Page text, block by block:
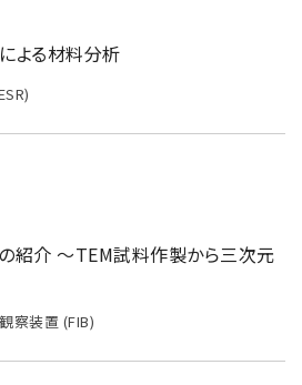
よる材料分析
紹介 ～TEM試料作製から三次元
察装置 (FIB)